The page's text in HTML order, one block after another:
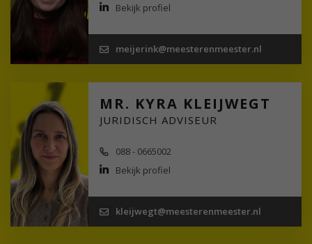
Bekijk profiel
meijerink@meesterenmeester.nl
MR. KYRA KLEIJWEGT
JURIDISCH ADVISEUR
088 - 0665002
Bekijk profiel
kleijwegt@meesterenmeester.nl